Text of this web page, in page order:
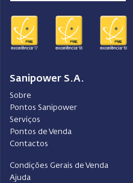
Sanipower S.A.
Sobre
Pontos Sanipower
Serviços
Pontos de Venda
Contactos
Condições Gerais de Venda
Ajuda